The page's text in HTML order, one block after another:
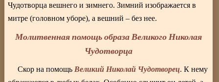
Чудотворца вешнего и зимнего. Зимний изображается в
митре (головном уборе), а вешний – без нее.
Молитвенная помощь образа Великого Николая
Чудотворца
Скор на помощь Великий Николай Чудотворец. К нему